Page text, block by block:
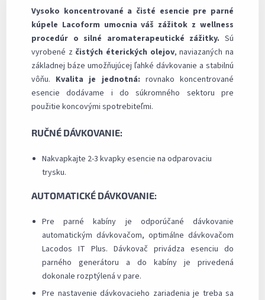
Vysoko koncentrované a čisté esencie pre parné
kúpele Lacoform umocnia váš zážitok z wellness
procedúr o silné aromaterapeutické zážitky. Sú
vyrobené z čistých éterických olejov, naviazaných na
základnej báze umožňujúcej ľahké dávkovanie a stabilnú
vôňu. Kvalita je jednotná: rovnako koncentrované
esencie dodávame i do súkromného sektoru pre
použitie koncovými spotrebiteľmi.
RUČNÉ DÁVKOVANIE:
Nakvapkajte 2-3 kvapky esencie na odparovaciu
trysku.
AUTOMATICKÉ DÁVKOVANIE:
Pre parné kabíny je odporúčané dávkovanie
automatickým dávkovačom, optimálne dávkovačom
Lacodos IT Plus. Dávkovač privádza esenciu do
parného generátoru a do kabíny je privedená
dokonale rozptýlená v pare.
Pre nastavenie dávkovacieho zariadenia je treba sa